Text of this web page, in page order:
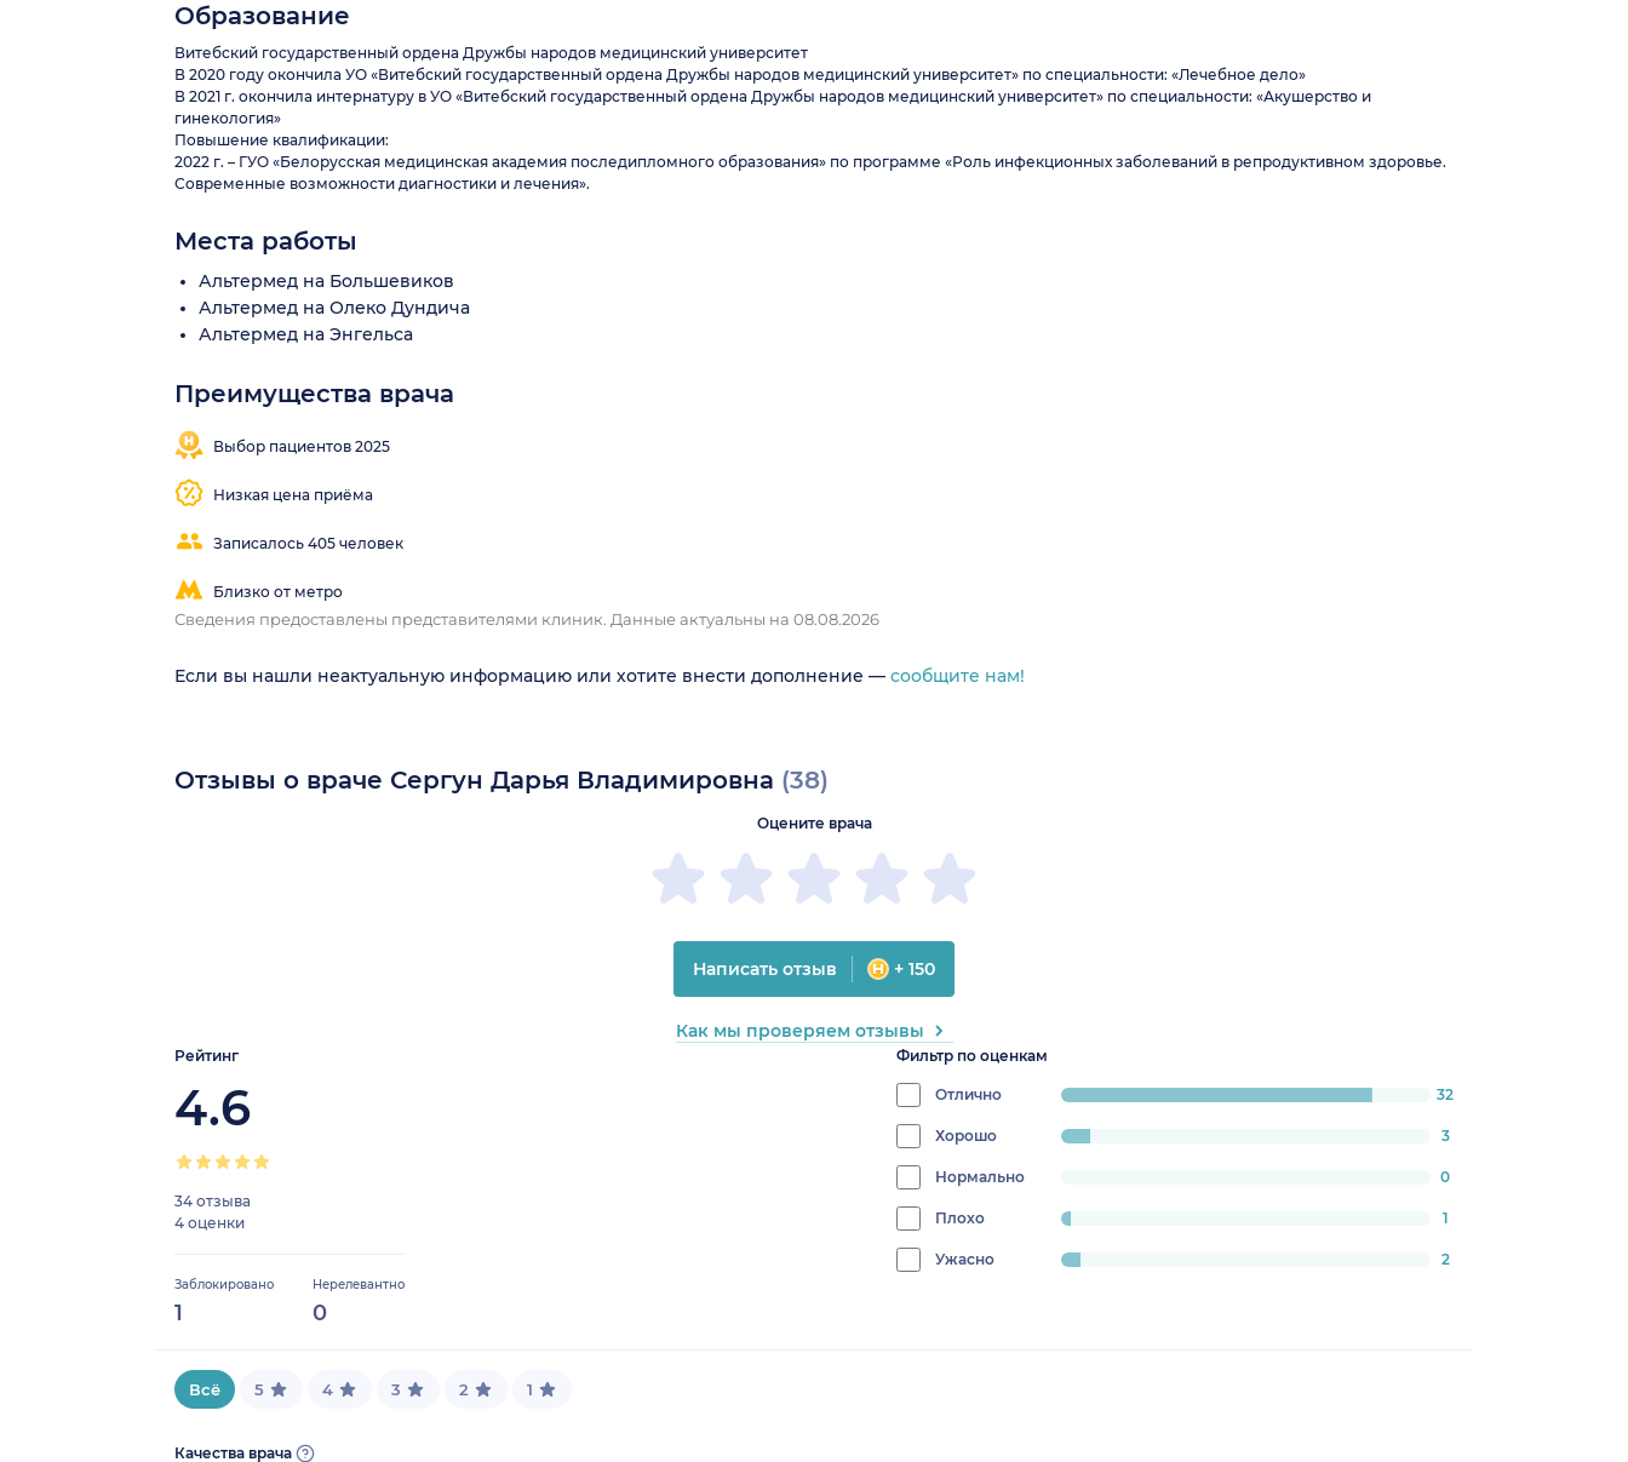
Образование
Витебский государственный ордена Дружбы народов медицинский университет
В 2020 году окончила УО «Витебский государственный ордена Дружбы народов медицинский университет» по специальности: «Лечебное дело»
В 2021 г. окончила интернатуру в УО «Витебский государственный ордена Дружбы народов медицинский университет» по специальности: «Акушерство и
гинекология»
Повышение квалификации:
2022 г. – ГУО «Белорусская медицинская академия последипломного образования» по программе «Роль инфекционных заболеваний в репродуктивном здоровье.
Современные возможности диагностики и лечения».
Места работы
Альтермед на Большевиков
Альтермед на Олеко Дундича
Альтермед на Энгельса
Преимущества врача
Выбор пациентов 2025
Низкая цена приёма
Записалось 405 человек
Близко от метро
Сведения предоставлены представителями клиник. Данные актуальны на 08.08.2026
Если вы нашли неактуальную информацию или хотите внести дополнение — сообщите нам!
Отзывы о враче Сергун Дарья Владимировна (38)
Рейтинг
4.6
34 отзыва
4 оценки
Заблокировано
1
Нерелевантно
0
Фильтр по оценкам
Отличноprogress:
84.21052631578947%
32
Хорошо
7.894736842105263%
3
Нормально 0
Плохо
2.631578947368421%
1
Ужасно 2
Оцените врача
Написать отзыв + 150
Как мы проверяем отзывы
Всё 5 4 3 2 1
Качества врача